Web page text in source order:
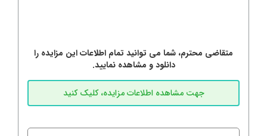
متقاضی محترم، شما می توانید تمام اطلاعات این مزایده را
دانلود و مشاهده نمایید.